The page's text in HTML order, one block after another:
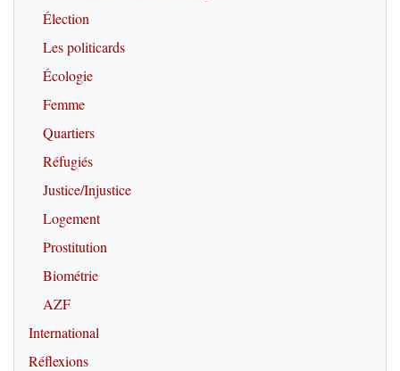
Élection
Les politicards
Écologie
Femme
Quartiers
Réfugiés
Justice/Injustice
Logement
Prostitution
Biométrie
AZF
International
Réflexions